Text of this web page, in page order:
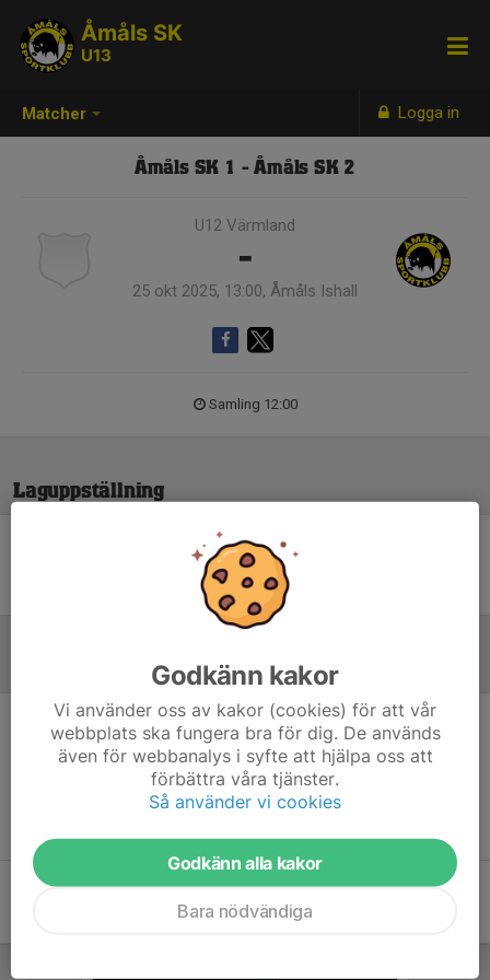
Matcher Logga in
Åmåls SK
U13
Åmåls SK 1 - Åmåls SK 2
U12 Värmland
-
25 okt 2025, 13:00, Åmåls Ishall
Samling 12:00
Laguppställning
Ingen uppställning ifylld
Inget referat skrivet
Godkänn kakor
Vi använder oss av kakor (cookies) för att vår
webbplats ska fungera bra för dig. De används
även för webbanalys i syfte att hjälpa oss att
förbättra våra tjänster.
Så använder vi cookies
Godkänn alla kakor
Bara nödvändiga